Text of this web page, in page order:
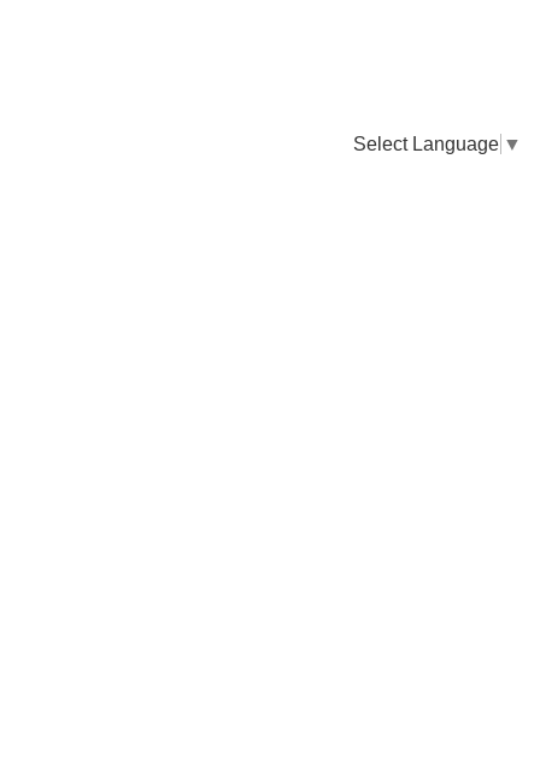
Select Language ▼